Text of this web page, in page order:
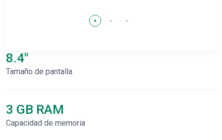
8.4"
Tamaño de pantalla
3 GB RAM
Capacidad de memoria